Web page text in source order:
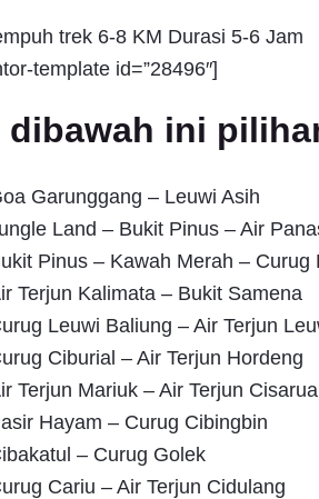
trek 6-8 KM Durasi 5-6 Jam
template id=”28496″]
dibawah ini
Garunggang – Leuwi Asih
Land – Bukit Pinus – Air
Pinus – Kawah Merah – Curug
Terjun Kalimata – Bukit Samena
Leuwi Baliung – Air Terjun
Ciburial – Air Terjun Hordeng
Terjun Mariuk – Air Terjun Cisarua
Hayam – Curug Cibingbin
– Curug Golek
Cariu – Air Terjun Cidulang